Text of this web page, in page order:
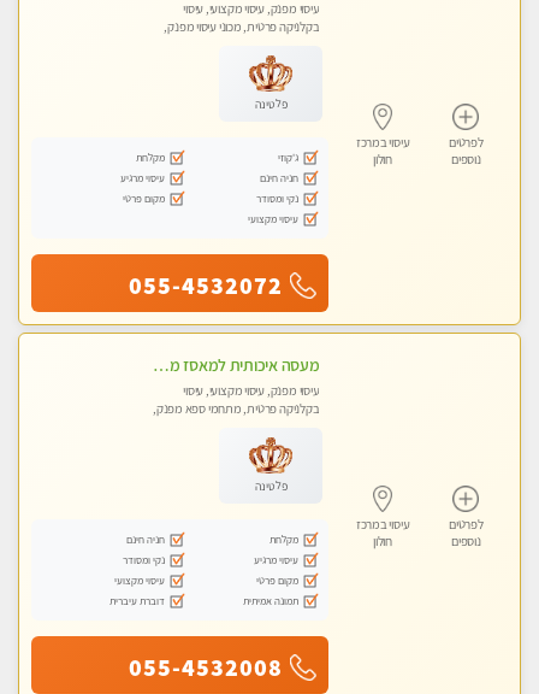
לפרטים
נוספים
עיסוי במרכז
חולון
עיסוי מפנק, עיסוי מקצועי, עיסוי
בקלניקה פרטית, מכוני עיסוי מפנק,
פלטינה
ג'קוזי
מקלחת
חניה חינם
עיסוי מרגיע
נקי ומסודר
מקום פרטי
עיסוי מקצועי
055-4532072
לפרטים
נוספים
עיסוי במרכז
חולון
מעסה איכותית למאסז מקצועי ומפנק לכל שרירי הגוף
עיסוי מפנק, עיסוי מקצועי, עיסוי
בקלניקה פרטית, מתחמי ספא מפנק,
פלטינה
מקלחת
חניה חינם
עיסוי מרגיע
נקי ומסודר
מקום פרטי
עיסוי מקצועי
תמונה אמיתית
דוברת עיברית
055-4532008